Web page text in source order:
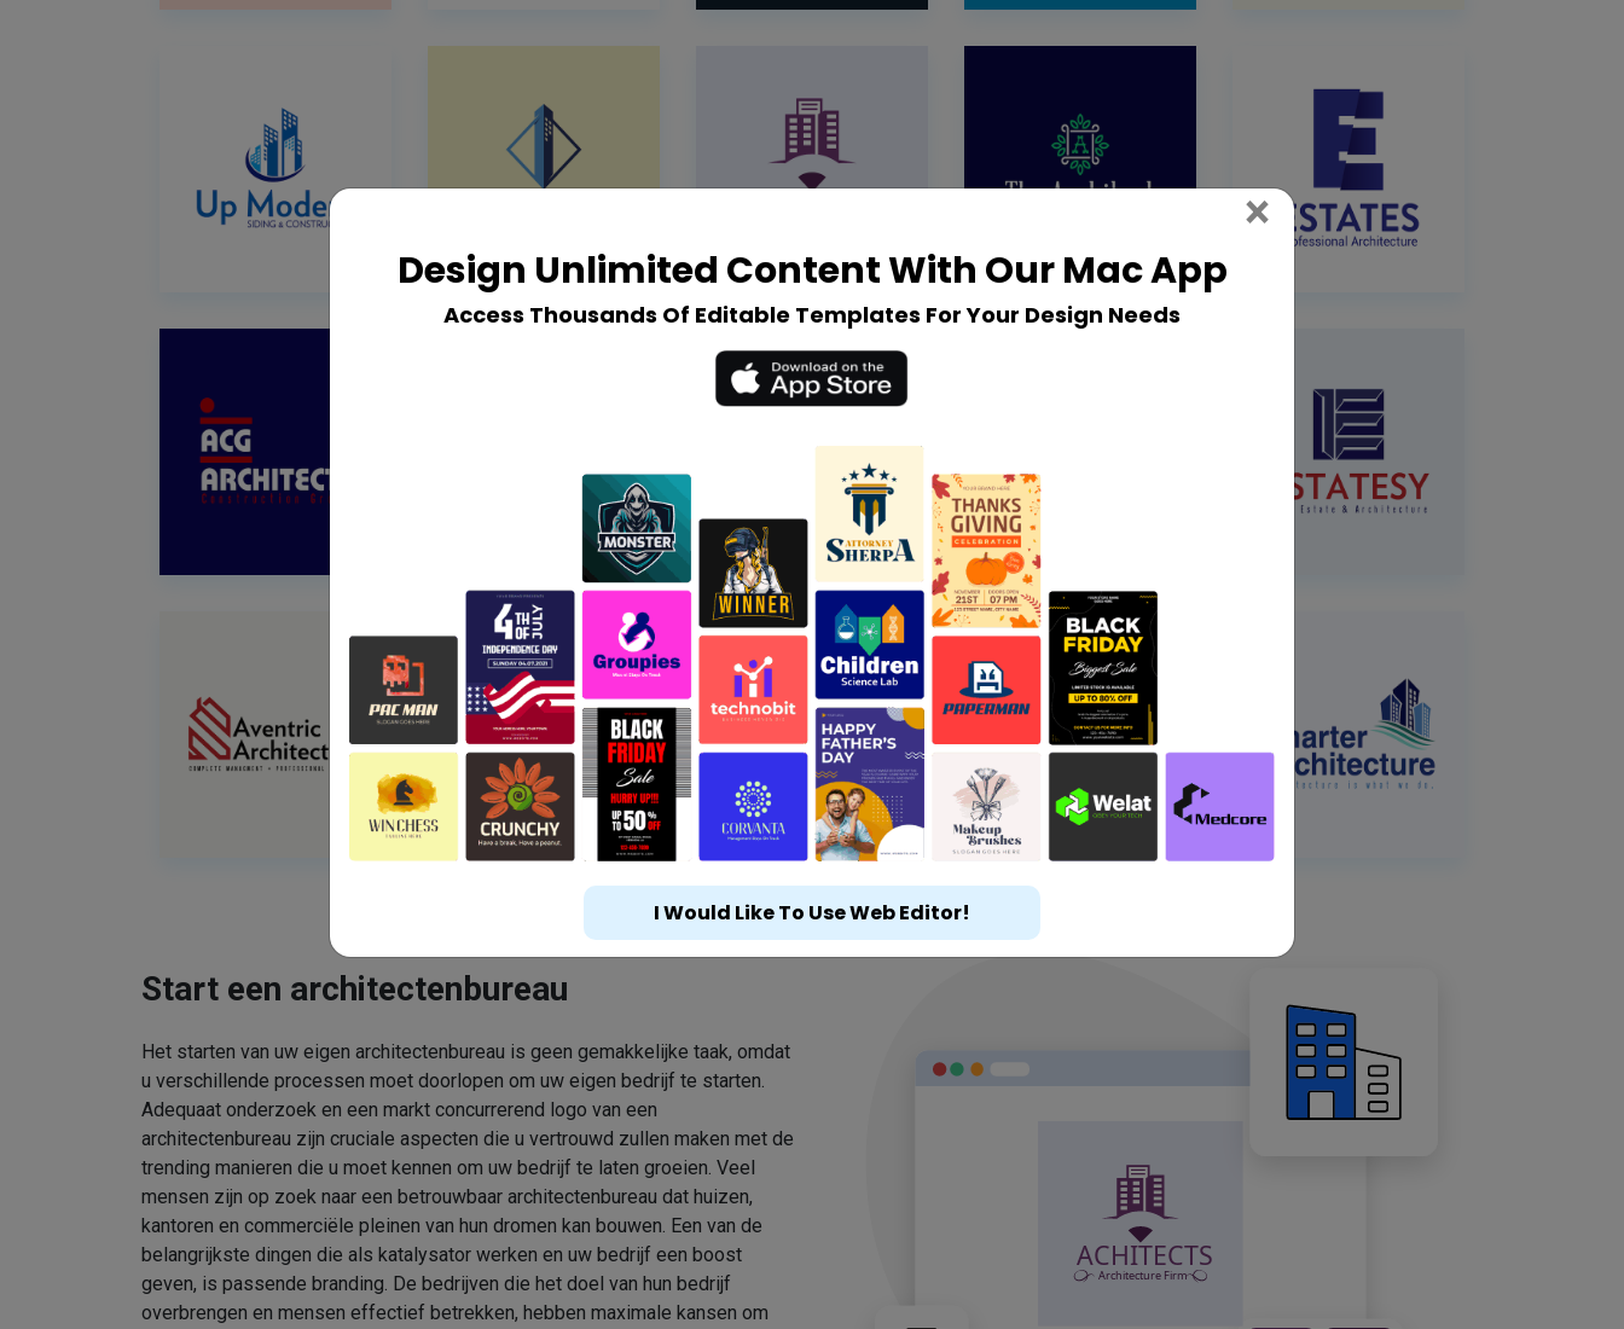
Start een architectenbureau
Het starten van uw eigen architectenbureau is geen gemakkelijke taak, omdat
u verschillende processen moet doorlopen om uw eigen bedrijf te starten.
Adequaat onderzoek en een markt concurrerend logo van een
architectenbureau zijn cruciale aspecten die u vertrouwd zullen maken met de
trending manieren die u moet kennen om uw bedrijf te laten groeien. Veel
mensen zijn op zoek naar een betrouwbaar architectenbureau dat huizen,
kantoren en commerciële pleinen van hun dromen kan bouwen. Een van de
belangrijkste dingen die als katalysator werken en uw bedrijf een boost
geven, is passende branding. De bedrijven die het doel van hun bedrijf
overbrengen en mensen effectief betrekken, hebben maximale kansen om
Design Unlimited Content With Our Mac App
Access Thousands Of Editable Templates For Your Design Needs
× Close
I Would Like To Use Web Editor!